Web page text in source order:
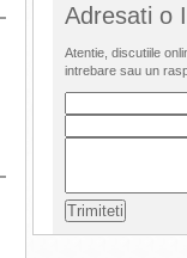
Adresati o
Atentie, discutiile
intrebare sau un